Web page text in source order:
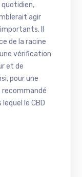
quotidien,
agir
Il
de la racine
vérification
et de
pour une
recommandé
le CBD